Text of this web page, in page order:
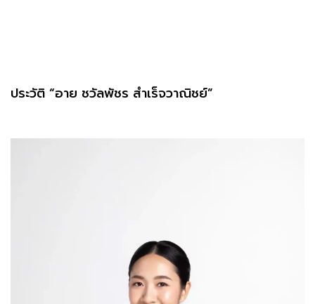
ประวัติ “อาย ชวัลพัชร สำเร็จวาณิชย์”